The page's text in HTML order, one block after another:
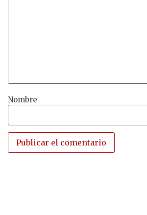
Nombre